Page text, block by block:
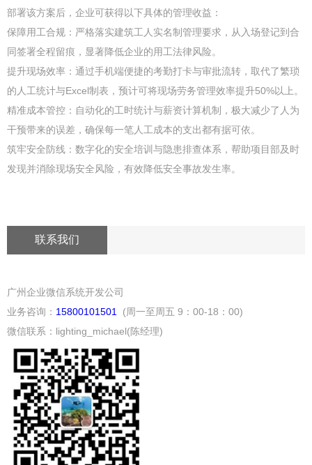
部署该方案后，企业可获得以下具体的管理收益：
保障用工合规：严格落实建筑工人实名制管理要求，从入场登记到合
同签署全程留痕，显著降低企业的用工法律风险。
提升现场效率：通过手机端便捷的考勤打卡与审批流转，取代了繁琐
的人工统计与Excel制表，预计可将现场劳务管理效率提升50%以上。
精准成本管控：自动化的工时统计与薪资计算机制，极大减少了人为
干预带来的误差，确保每一笔人工成本的支出都有据可依。
筑牢安全防线：数字化的安全培训与隐患排查体系，帮助项目部及时
发现并消除现场安全风险，有效降低安全事故发生率。
联系我们
广州企业微信系统开发公司
业务咨询： 15800101501
(周一至周五 9：00-18：00)
微信联系：lighting_michael(陈经理)